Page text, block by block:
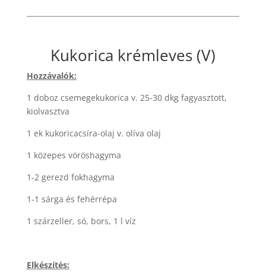
Kukorica krémleves (V)
Hozzávalók:
1 doboz csemegekukorica v. 25-30 dkg fagyasztott,
kiolvasztva
1 ek kukoricacsíra-olaj v. olíva olaj
1 közepes vöröshagyma
1-2 gerezd fokhagyma
1-1 sárga és fehérrépa
1 szárzeller, só, bors, 1 l víz
Elkészítés: